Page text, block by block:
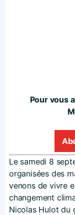
Pour vous
Le samedi 8
organisées des
venons de vivre
changement
Nicolas Hulot du